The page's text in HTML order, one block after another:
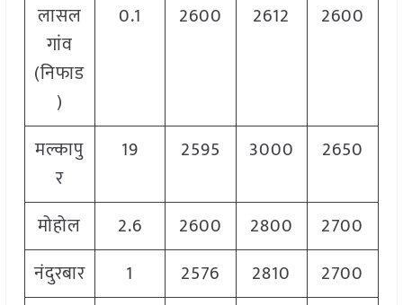
लासल
गांव
(निफाड
)
0.1 2600 2612 2600
मल्कापु
र
19 2595 3000 2650
मोहोल 2.6 2600 2800
2700
नंदुरबार
1 2576 2810
2700